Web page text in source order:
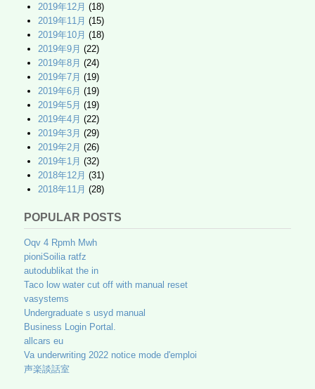
2019年12月 (18)
2019年11月 (15)
2019年10月 (18)
2019年9月 (22)
2019年8月 (24)
2019年7月 (19)
2019年6月 (19)
2019年5月 (19)
2019年4月 (22)
2019年3月 (29)
2019年2月 (26)
2019年1月 (32)
2018年12月 (31)
2018年11月 (28)
POPULAR POSTS
Oqv 4 Rpmh Mwh
pioniSoilia ratfz
autodublikat the in
Taco low water cut off with manual reset
vasystems
Undergraduate s usyd manual
Business Login Portal.
allcars eu
Va underwriting 2022 notice mode d'emploi
声楽談話室